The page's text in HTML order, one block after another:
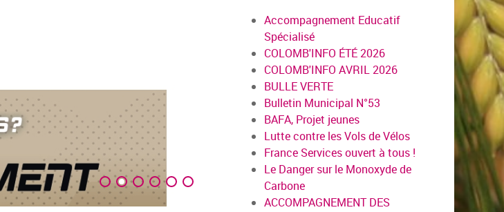
en savoir
Accompagnement Educatif
Spécialisé
COLOMB'INFO ÉTÉ 2026
COLOMB'INFO AVRIL 2026
BULLE VERTE
Bulletin Municipal N°53
BAFA, Projet jeunes
Lutte contre les Vols de Vélos
France Services ouvert à tous !
Le Danger sur le Monoxyde de
Carbone
ACCOMPAGNEMENT DES